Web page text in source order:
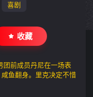
喜剧
收藏
团前成员丹尼在一场表
鱼翻身。里克决定不惜